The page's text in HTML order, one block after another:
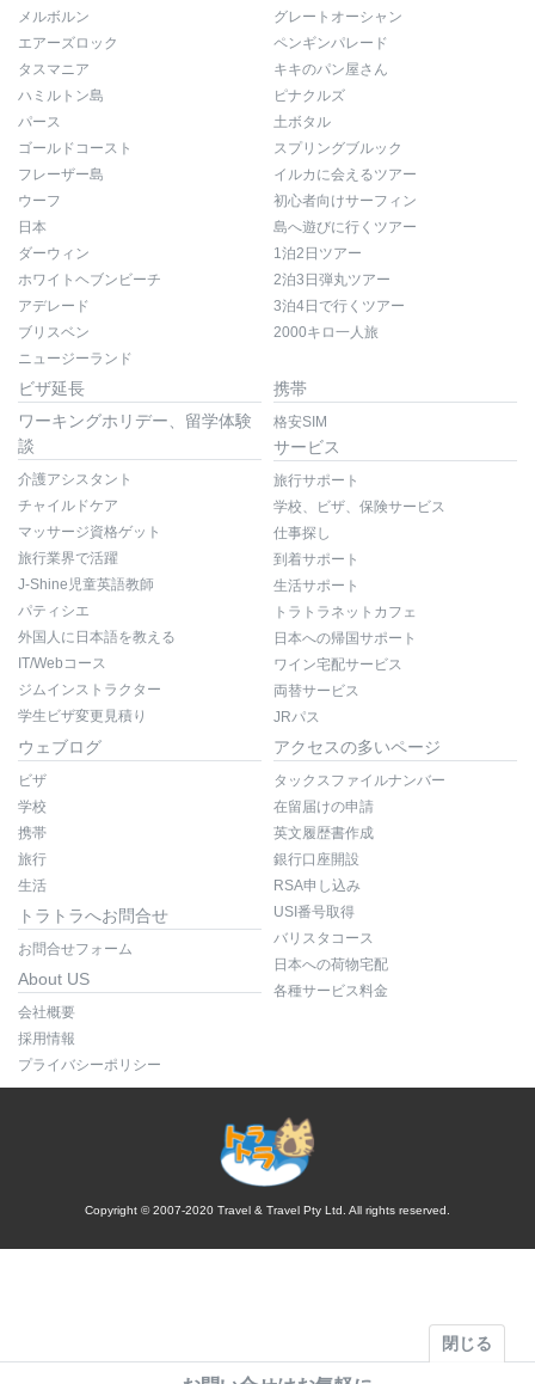
メルボルン
エアーズロック
タスマニア
ハミルトン島
パース
ゴールドコースト
フレーザー島
ウーフ
日本
ダーウィン
ホワイトヘブンビーチ
アデレード
ブリスベン
ニュージーランド
グレートオーシャン
ペンギンパレード
キキのパン屋さん
ピナクルズ
土ボタル
スプリングブルック
イルカに会えるツアー
初心者向けサーフィン
島へ遊びに行くツアー
1泊2日ツアー
2泊3日弾丸ツアー
3泊4日で行くツアー
2000キロ一人旅
ビザ延長
ワーキングホリデー、留学体験
談
介護アシスタント
チャイルドケア
マッサージ資格ゲット
旅行業界で活躍
J-Shine児童英語教師
パティシエ
外国人に日本語を教える
IT/Webコース
ジムインストラクター
学生ビザ変更見積り
携帯
格安SIM
サービス
旅行サポート
学校、ビザ、保険サービス
仕事探し
到着サポート
生活サポート
トラトラネットカフェ
日本への帰国サポート
ワイン宅配サービス
両替サービス
JRパス
ウェブログ
ビザ
学校
携帯
旅行
生活
トラトラへお問合せ
お問合せフォーム
About US
会社概要
採用情報
プライバシーポリシー
アクセスの多いページ
タックスファイルナンバー
在留届けの申請
英文履歴書作成
銀行口座開設
RSA申し込み
USI番号取得
バリスタコース
日本への荷物宅配
各種サービス料金
Copyright © 2007-2020 Travel & Travel Pty Ltd. All rights reserved.
閉じる